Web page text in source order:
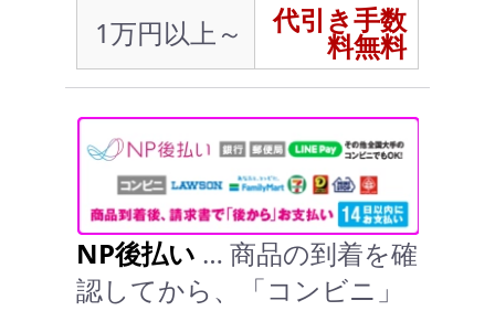
1万円以上～
代引き手数
料無料
NP後払い … 商品の到着を確
認してから、「コンビニ」